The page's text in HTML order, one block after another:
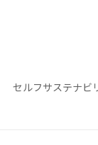
セルフサステナ